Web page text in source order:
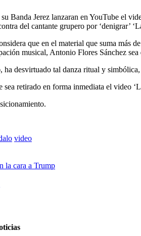
Banda Jerez lanzaran en YouTube el
del cantante grupero por ‘denigrar’
que en el material que suma más
musical, Antonio Flores Sánchez sea
desvirtuado tal danza ritual y
retirado en forma inmediata el video
video
la cara a Trump